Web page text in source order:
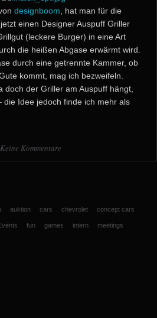
designboom , hat man für die
einen Designer Auspuff Griller
(leckere Burger) in eine Art
die heißen Abgase erwärmt wird.
durch eine getrennte Kammer, ob
kommt, mag ich bezweifeln.
doch der Griller am Auspuff hängt,
die Idee jedoch finde ich mehr als
Keine Kommentare
auktion cars chevrolet concept cars
fun games intern meetings